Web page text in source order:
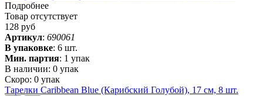
Подробнее
Товар отсутствует
128 руб
Артикул: 690061
В упаковке: 6 шт.
Мин. партия: 1 упак
В наличии: 0 упак
Скоро: 0 упак
Тарелки Caribbean Blue (Карибский Голубой), 17 см, 8 шт.